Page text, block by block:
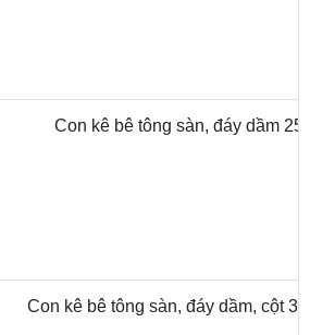
Con kê bê tông sàn, đáy dầm
Con kê bê tông sàn, đáy dầm, cột